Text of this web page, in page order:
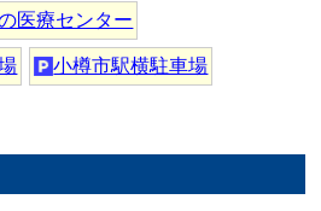
医療センター
小樽市駅横駐車場